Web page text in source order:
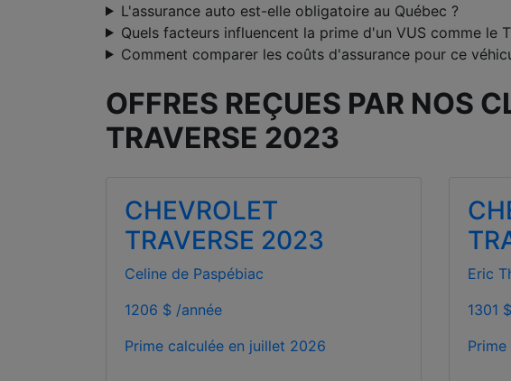
L'assurance auto est-elle obligatoire au Québec ?
Quels facteurs influencent la prime d'un VUS comme le
Comment comparer les coûts d'assurance pour ce
OFFRES REÇUES PAR NOS
TRAVERSE 2023
CHEVROLET
TRAVERSE 2023
Celine de Paspébiac
1206 $ /année
Prime calculée en juillet 2026
Eric
1301